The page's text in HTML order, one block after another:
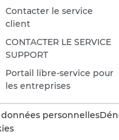
Contacter le service
client
CONTACTER LE SERVICE
SUPPORT
Portail libre-service pour
les entreprises
personnelles